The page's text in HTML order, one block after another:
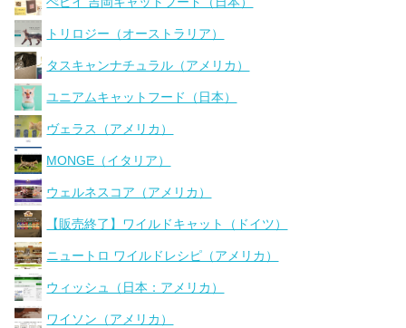
トリロジー（オーストラリア）
タスキャンナチュラル（アメリカ）
ユニアムキャットフード（日本）
ヴェラス（アメリカ）
MONGE（イタリア）
ウェルネスコア（アメリカ）
【販売終了】ワイルドキャット（ドイツ）
ニュートロ ワイルドレシピ（アメリカ）
ウィッシュ（日本：アメリカ）
ワイソン（アメリカ）